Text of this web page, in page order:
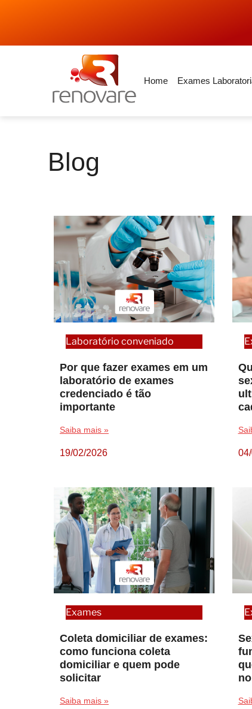
Home Exames
Blog
Laboratório conveniado
Por que fazer exames em um
laboratório de exames
credenciado é tão
importante
Saiba mais »
19/02/2026
Exames
Coleta domiciliar de exames:
como funciona coleta
domiciliar e quem pode
solicitar
Saiba mais »